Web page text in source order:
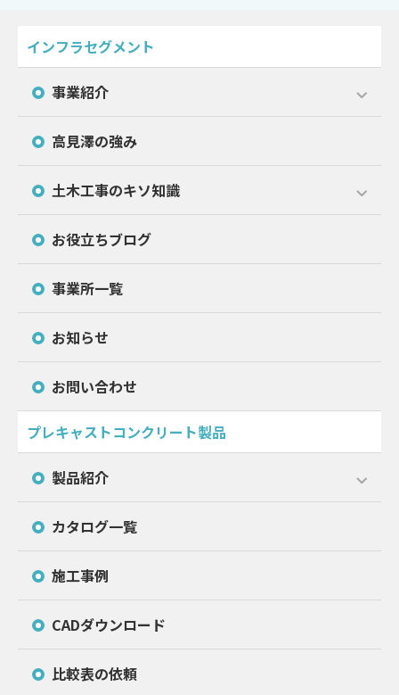
インフラセグメント
事業紹介
高見澤の強み
土木工事のキソ知識
お役立ちブログ
事業所一覧
お知らせ
お問い合わせ
プレキャストコンクリート製品
製品紹介
カタログ一覧
施工事例
CADダウンロード
比較表の依頼